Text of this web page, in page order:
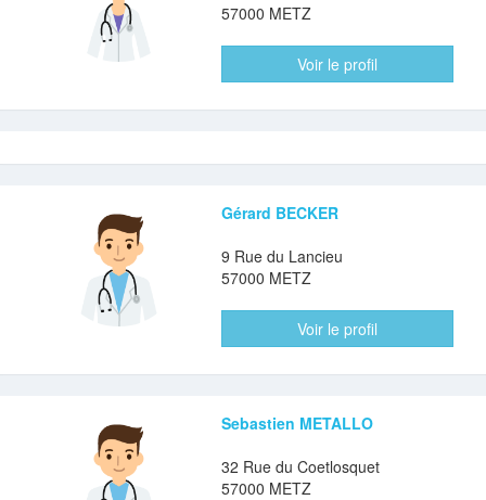
57000 METZ
Voir le profil
Gérard BECKER
9 Rue du Lancieu
57000 METZ
Voir le profil
Sebastien METALLO
32 Rue du Coetlosquet
57000 METZ